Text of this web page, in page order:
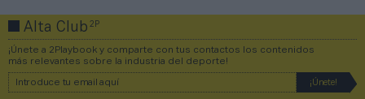
Alta Club2P
¡Únete a 2Playbook y comparte con tus contactos los contenidos
más relevantes sobre la industria del deporte!